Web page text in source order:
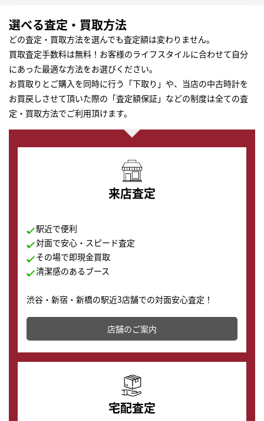
選べる査定・買取方法
どの査定・買取方法を選んでも査定額は変わりません。
買取査定手数料は無料！お客様のライフスタイルに合わせて自分
にあった最適な方法をお選びください。
お買取りとご購入を同時に行う「下取り」や、当店の中古時計を
お買戻しさせて頂いた際の「査定額保証」などの制度は全ての査
定・買取方法でご利用頂けます。
来店査定
駅近で便利
対面で安心・スピード査定
その場で即現金買取
清潔感のあるブース
渋谷・新宿・新橋の駅近3店舗での対面安心査定！
店舗を併設しており、下取りに出してお得に新しい時計
の購入もできます♪
店舗のご案内
宅配査定